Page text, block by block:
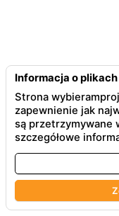
Informacja o
Strona
zapewnienie jak
są przetrzymywane
szczegółowe